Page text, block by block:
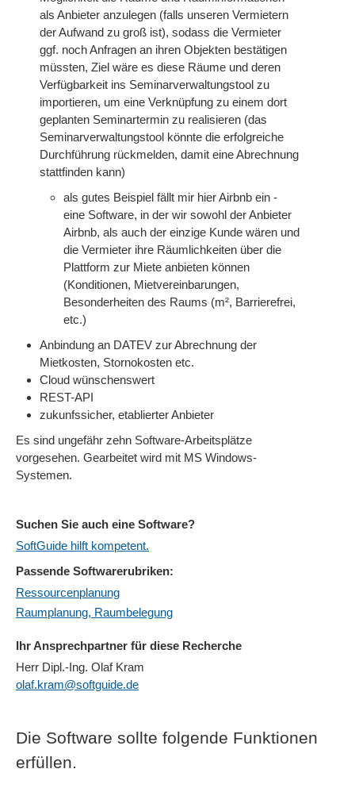
Suchen Sie auch eine Software?
SoftGuide hilft kompetent.
Passende Softwarerubriken:
Ressourcenplanung
Raumplanung, Raumbelegung
Ihr Ansprechpartner für diese Recherche
Herr Dipl.-Ing. Olaf Kram
olaf.kram@softguide.de
als Anbieter anzulegen (falls unseren Vermietern
der Aufwand zu groß ist), sodass die Vermieter
ggf. noch Anfragen an ihren Objekten bestätigen
müssten, Ziel wäre es diese Räume und deren
Verfügbarkeit ins Seminarverwaltungstool zu
importieren, um eine Verknüpfung zu einem dort
geplanten Seminartermin zu realisieren (das
Seminarverwaltungstool könnte die erfolgreiche
Durchführung rückmelden, damit eine Abrechnung
stattfinden kann)
als gutes Beispiel fällt mir hier Airbnb ein -
eine Software, in der wir sowohl der Anbieter
Airbnb, als auch der einzige Kunde wären und
die Vermieter ihre Räumlichkeiten über die
Plattform zur Miete anbieten können
(Konditionen, Mietvereinbarungen,
Besonderheiten des Raums (m², Barrierefrei,
etc.)
Anbindung an DATEV zur Abrechnung der
Mietkosten, Stornokosten etc.
Cloud wünschenswert
REST-API
zukunfssicher, etablierter Anbieter
Es sind ungefähr zehn Software-Arbeitsplätze
vorgesehen. Gearbeitet wird mit MS Windows-
Systemen.
Die Software sollte folgende Funktionen
erfüllen.